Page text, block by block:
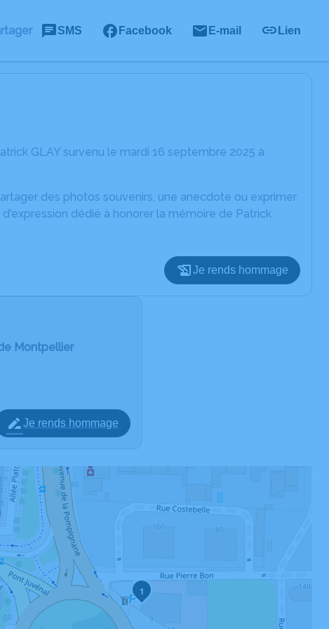
SMS Facebook E-mail Lien
GLAY survenu le mardi 16 septembre 2025 à
des photos souvenirs, une anecdote ou exprimer
dédié à honorer la mémoire de Patrick
Je rends hommage
Montpellier
Je rends hommage
1